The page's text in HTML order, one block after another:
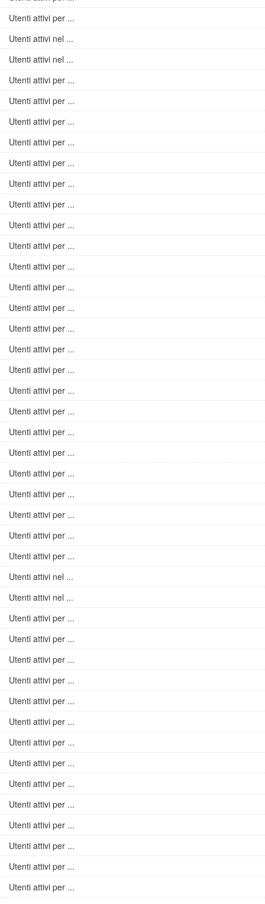
Utenti attivi per ...
Utenti attivi nel ...
Utenti attivi nel ...
Utenti attivi per ...
Utenti attivi per ...
Utenti attivi per ...
Utenti attivi per ...
Utenti attivi per ...
Utenti attivi per ...
Utenti attivi per ...
Utenti attivi per ...
Utenti attivi per ...
Utenti attivi per ...
Utenti attivi per ...
Utenti attivi per ...
Utenti attivi per ...
Utenti attivi per ...
Utenti attivi per ...
Utenti attivi per ...
Utenti attivi per ...
Utenti attivi per ...
Utenti attivi per ...
Utenti attivi per ...
Utenti attivi per ...
Utenti attivi per ...
Utenti attivi per ...
Utenti attivi per ...
Utenti attivi nel ...
Utenti attivi nel ...
Utenti attivi per ...
Utenti attivi per ...
Utenti attivi per ...
Utenti attivi per ...
Utenti attivi per ...
Utenti attivi per ...
Utenti attivi per ...
Utenti attivi per ...
Utenti attivi per ...
Utenti attivi per ...
Utenti attivi per ...
Utenti attivi per ...
Utenti attivi per ...
Utenti attivi per ...